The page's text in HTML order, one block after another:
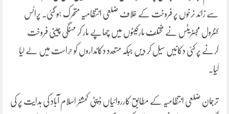
سے زائد نرخوں پر فروخت کے خلاف ضلعی انتظامیہ متحرک ہو گئی۔ پرائس
کنٹرول مجسٹریٹس نے مختلف مارکیٹوں میں چھاپے مار کر مہنگی چینی فروخت
کرنے پر کئی دکانیں سیل کر دیں جبکہ متعدد دکانداروں کو حراست میں لے لیا
گیا۔
ترجمان ضلعی انتظامیہ کے مطابق کارروائیاں ڈپٹی کمشنر اسلام آباد کی ہدایت پر کی